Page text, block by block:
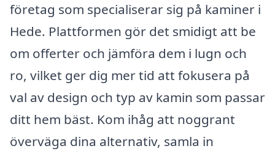
företag som specialiserar sig på kaminer i
Hede. Plattformen gör det smidigt att be
om offerter och jämföra dem i lugn och
ro, vilket ger dig mer tid att fokusera på
val av design och typ av kamin som passar
ditt hem bäst. Kom ihåg att noggrant
överväga dina alternativ, samla in